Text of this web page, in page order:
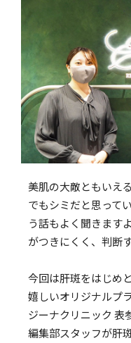
美肌の大敵ともいえ
でもシミだと思って
う話もよく聞きます
がつきにくく、判断
今回は肝斑をはじめ
嬉しいオリジナルプ
ジーナクリニック 表
編集部スタッフが肝